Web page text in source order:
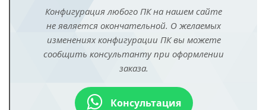
Конфигурация любого ПК на нашем сайте
не является окончательной. О желаемых
изменениях конфигурации ПК вы можете
сообщить консультанту при оформлении
заказа.
Консультация